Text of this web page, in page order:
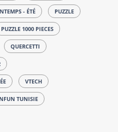
- ÉTÉ PUZZLE
PUZZLE 1000 PIECES
QUERCETTI
VTECH
TUNISIE